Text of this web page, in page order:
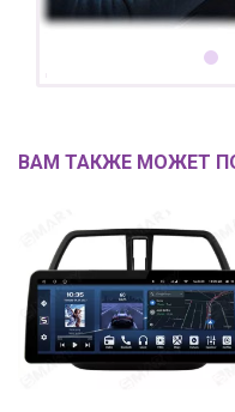
ВАМ ТАКЖЕ МОЖЕТ